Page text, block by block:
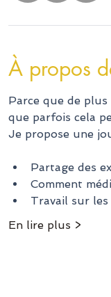
À propos
Parce que de
que parfois cela
Je propose une
Partage des
Comment
Travail sur les
En lire plus >